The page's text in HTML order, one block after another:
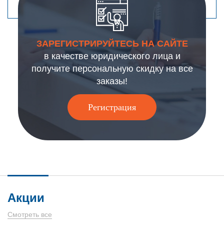
ЗАРЕГИСТРИРУЙТЕСЬ НА САЙТЕ
в качестве юридического лица и
получите персональную скидку на все
заказы!
Регистрация
Акции
Смотреть все